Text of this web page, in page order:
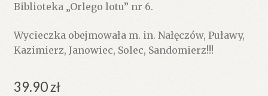
Biblioteka „Orlego lotu” nr 6.
Wycieczka obejmowała m. in. Nałęczów, Puławy,
Kazimierz, Janowiec, Solec, Sandomierz!!!
39.90zł